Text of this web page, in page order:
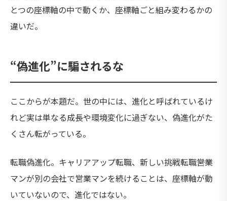
とつの座標軸の中で動くか、座標軸ごと組み変わるかの
違いだ。
“偽進化”に騙されるな
ここからが本題だ。世の中には、進化と呼ばれているけ
れど実は単なる成長や環境変化に過ぎない、偽進化がた
くさん転がっている。
転職偽進化。キャリアアップ転職、新しい挑戦転職――営業
マンが別の会社で営業マンを続けることは、座標軸が動
いていないので、進化ではない。